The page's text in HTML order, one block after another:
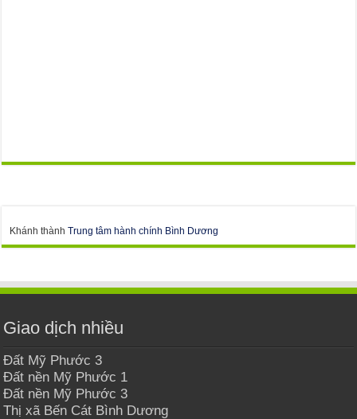
Khánh thànhTrung tâm hành chính Bình Dương
Giao dịch nhiều
Đất Mỹ Phước 3
Đất nền Mỹ Phước 1
Đất nền Mỹ Phước 3
Thị xã Bến Cát Bình Dương